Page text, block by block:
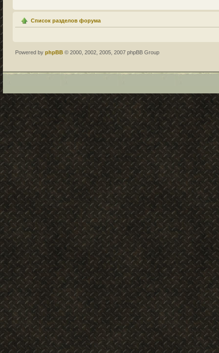
Список разделов форума
Powered by phpBB © 2000, 2002, 2005, 2007 phpBB Group